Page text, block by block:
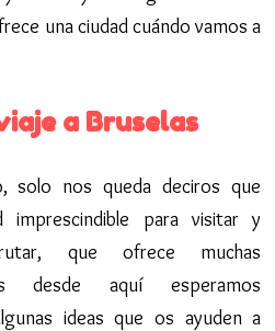
una ciudad cuándo vamos a
a Bruselas
nos queda deciros que
imprescindible para visitar y
que ofrece muchas
desde aquí esperamos
ideas que os ayuden a